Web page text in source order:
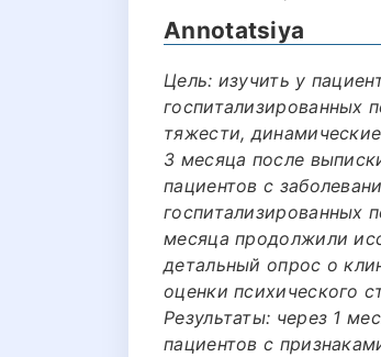
Annotatsiya
Цель: изучить у
госпитализированных
тяжести,
3 месяца после
пациентов с
госпитализированных
месяца продолжили
детальный опрос о
оценки психического
Результаты: через 1
пациентов с